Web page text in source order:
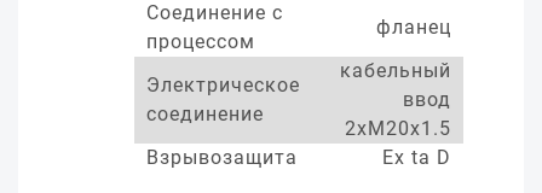
Соединение с
процессом
фланец
Электрическое
соединение
кабельный
ввод
2xM20x1.5
Взрывозащита
Ex ta D